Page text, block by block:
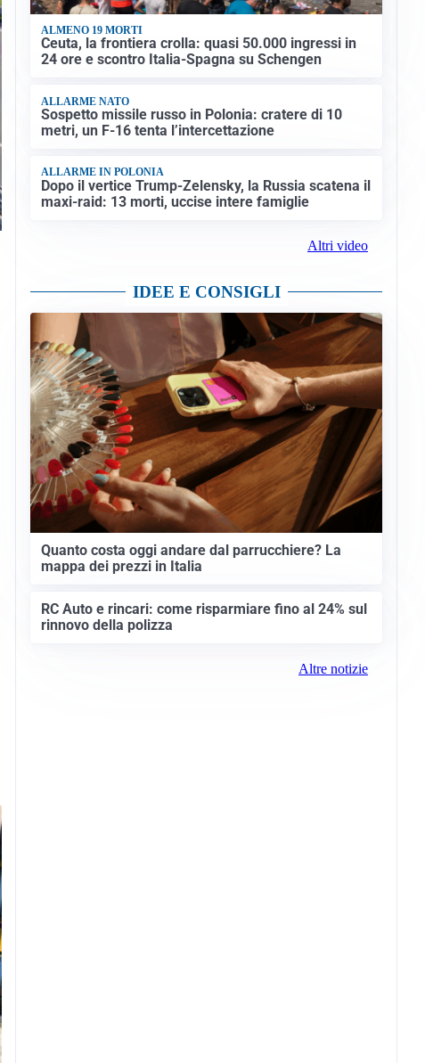
ALMENO 19 MORTI
Ceuta, la frontiera crolla: quasi 50.000 ingressi in
24 ore e scontro Italia-Spagna su Schengen
ALLARME NATO
Sospetto missile russo in Polonia: cratere di 10
metri, un F-16 tenta l’intercettazione
ALLARME IN POLONIA
Dopo il vertice Trump-Zelensky, la Russia scatena il
maxi-raid: 13 morti, uccise intere famiglie
Altri video
IDEE E CONSIGLI
Quanto costa oggi andare dal parrucchiere? La
mappa dei prezzi in Italia
RC Auto e rincari: come risparmiare fino al 24% sul
rinnovo della polizza
Altre notizie